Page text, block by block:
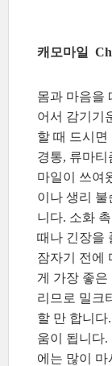
캐모마일
몸과 마음을
어서 감기기
할 때 드시면
경통, 류마티
마일이 쓰여
이나 생리
니다. 소화
때나 긴장을
잠자기 전에
게 가장 좋은
리므로 밀크
할 만 합니다
움이 됩니다
에는 많이 마